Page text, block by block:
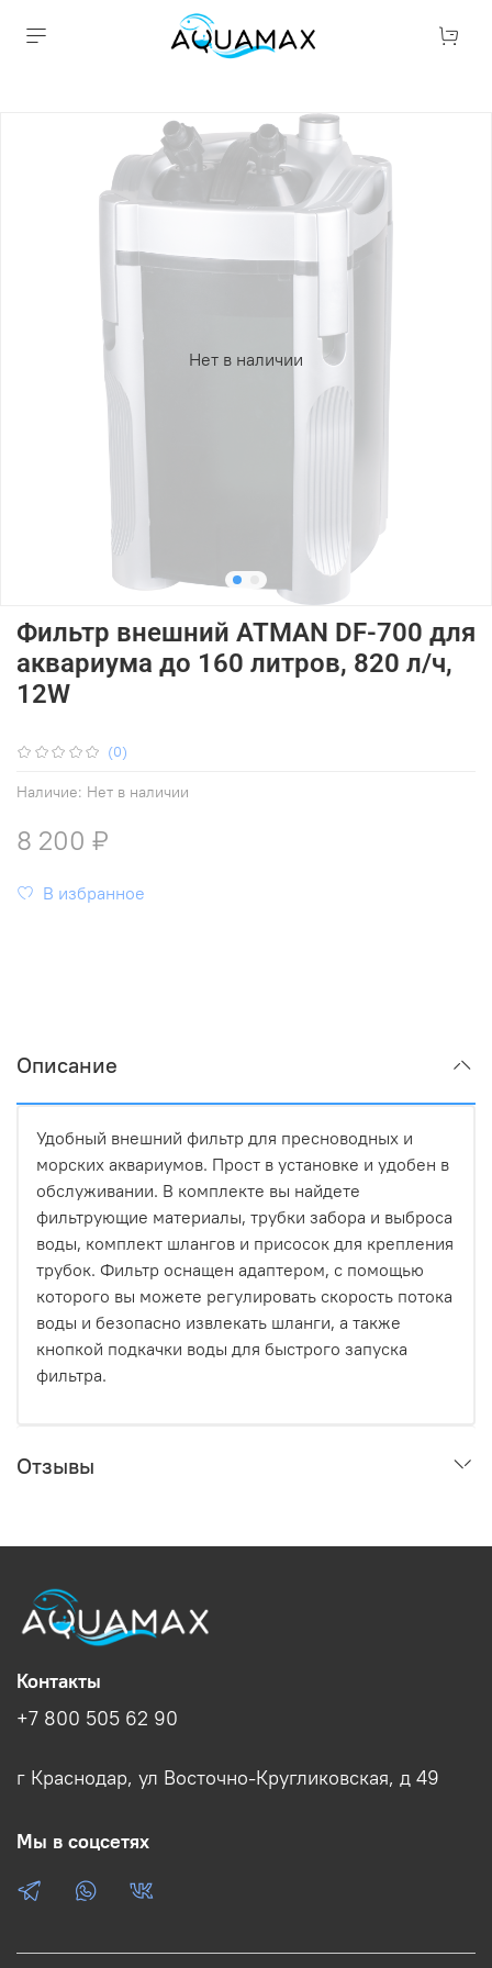
Нет в наличии
(0)
Наличие: Нет в наличии
Фильтр внешний ATMAN DF-700 для
аквариума до 160 литров, 820 л/ч,
12W
8 200 ₽
В избранное
Описание
Удобный внешний фильтр для пресноводных и
морских аквариумов. Прост в установке и удобен в
обслуживании. В комплекте вы найдете
фильтрующие материалы, трубки забора и выброса
воды, комплект шлангов и присосок для крепления
трубок. Фильтр оснащен адаптером, с помощью
которого вы можете регулировать скорость потока
воды и безопасно извлекать шланги, а также
кнопкой подкачки воды для быстрого запуска
фильтра.
Отзывы
Контакты
+7 800 505 62 90
г Краснодар, ул Восточно-Кругликовская, д 49
Мы в соцсетях